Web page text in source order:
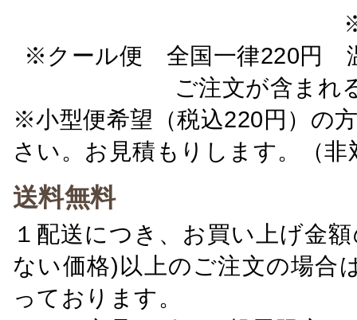
※クール便 全国一律220円
ご注文が含ま
※小型便希望（税込220円）の
さい。お見積もりします。（非
送料無料
１配送につき、お買い上げ金
ない価格)以上のご注文の場合
っております。